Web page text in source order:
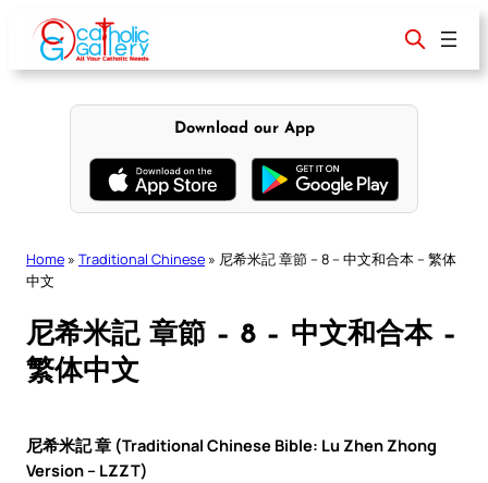
content
Download our App
Home » Traditional Chinese » 尼希米記 章節 – 8 – 中文和合本 – 繁体
中文
尼希米記 章節 – 8 – 中文和合本 –
繁体中文
尼希米記 章 (Traditional Chinese Bible: Lu Zhen Zhong
Version – LZZT)